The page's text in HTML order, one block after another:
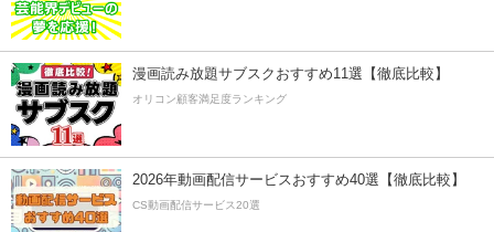
漫画読み放題サブスクおすすめ11選【徹底比較】
オリコン顧客満足度ランキング
2026年動画配信サービスおすすめ40選【徹底比較】
CS動画配信サービス20選